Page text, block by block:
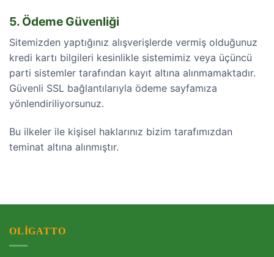
5. Ödeme Güvenliği
Sitemizden yaptığınız alışverişlerde vermiş olduğunuz
kredi kartı bilgileri kesinlikle sistemimiz veya üçüncü
parti sistemler tarafından kayıt altına alınmamaktadır.
Güvenli SSL bağlantılarıyla ödeme sayfamıza
yönlendiriliyorsunuz.
Bu ilkeler ile kişisel haklarınız bizim tarafımızdan
teminat altına alınmıştır.
OLIGATTO